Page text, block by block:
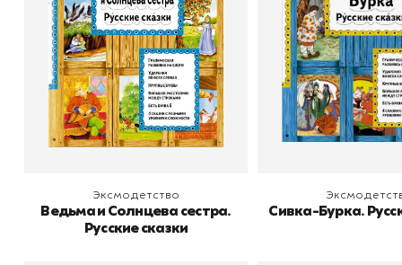
В корзину
Эксмодетство
Ведьма и Солнцева сестра.
Русские сказки
В корзину
Сивка-Бурка.